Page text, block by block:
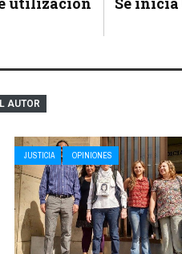
AUTOR
JUSTICIA OPINIONES